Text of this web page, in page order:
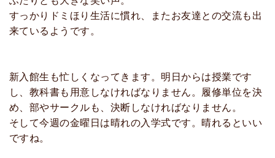
すっかりドミほり生活に慣れ、またお友達との交流も出
来ているようです。
新入館生も忙しくなってきます。明日からは授業です
し、教科書も用意しなければなりません。履修単位を決
め、部やサークルも、決断しなければなりません。
そして今週の金曜日は晴れの入学式です。晴れるといい
ですね。